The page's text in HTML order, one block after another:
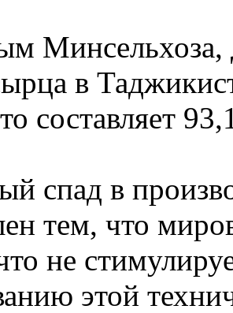
Минсельхоза,
в
составляет
спад в
тем, что
не
этой